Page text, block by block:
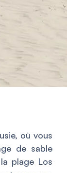
où vous
de sable
plage Los